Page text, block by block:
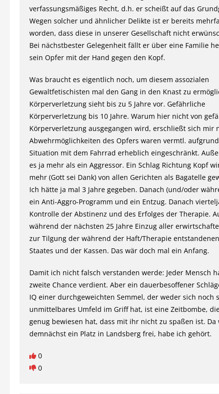
verfassungsmäßiges Recht, d.h. er scheißt auf das
Wegen solcher und ähnlicher Delikte ist er bereits
worden, dass diese in unserer Gesellschaft nicht
Bei nächstbester Gelegenheit fällt er über eine Familie
sein Opfer mit der Hand gegen den Kopf.
Was braucht es eigentlich noch, um diesem assozialen
Gewaltfetischisten mal den Gang in den Knast zu
Körperverletzung sieht bis zu 5 Jahre vor. Gefährliche
Körperverletzung bis 10 Jahre. Warum hier nicht von
Körperverletzung ausgegangen wird, erschließt sich mir
Abwehrmöglichkeiten des Opfers waren vermtl.
Situation mit dem Fahrrad erheblich eingeschränkt.
es ja mehr als ein Aggressor. Ein Schlag Richtung Kopf
mehr (Gott sei Dank) von allen Gerichten als Bagatelle
Ich hätte ja mal 3 Jahre gegeben. Danach (und/oder
ein Anti-Aggro-Programm und ein Entzug. Danach
Kontrolle der Abstinenz und des Erfolges der Therapie.
während der nächsten 25 Jahre Einzug aller
zur Tilgung der während der Haft/Therapie
Staates und der Kassen. Das wär doch mal ein Anfang.
Damit ich nicht falsch verstanden werde: Jeder Mensch
zweite Chance verdient. Aber ein dauerbesoffener
IQ einer durchgeweichten Semmel, der weder sich noch
unmittelbares Umfeld im Griff hat, ist eine Zeitbombe,
genug bewiesen hat, dass mit ihr nicht zu spaßen ist. Da
demnächst ein Platz in Landsberg frei, habe ich gehört.
0
0